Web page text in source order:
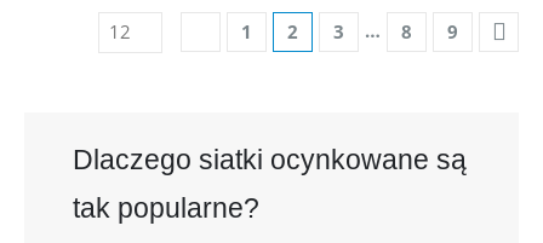
1 2 3 … 8 9
Dlaczego siatki ocynkowane są
tak popularne?